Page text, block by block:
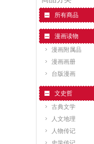
所有商品
漫画读物
漫画附属品
漫画画册
台版漫画
文史哲
古典文学
人文地理
人物传记